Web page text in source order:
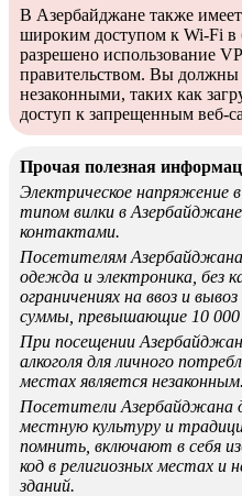
В Азербайджане также
широким доступом к Wi-Fi в
разрешено использование
правительством. Вы должны
незаконными, таких как
доступ к запрещенным веб-
Прочая полезная
Электрическое
типом вилки в
контактами.
Посетителям
одежда и электроника, без
ограничениях на ввоз и
суммы, превышающие 10
При посещении
алкоголя для личного
местах является незаконным.
Посетители Азербайджана
местную культуру и
помнить, включают в себя
код в религиозных местах и
зданий.